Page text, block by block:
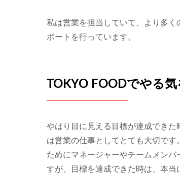
私は営業を担当していて、より多
ポートを行っています。
TOKYO FOODでやる
やはり目に見える目標が達成でき
は営業の仕事としてとても大切で
ためにマネージャーやチームメン
すが、目標を達成できた時は、本当